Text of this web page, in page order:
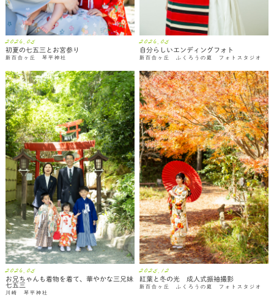
2026.05
初夏の七五三とお宮参り
新百合ヶ丘 琴平神社
2026.05
自分らしいエンディングフォト
新百合ヶ丘 ふくろうの庭 フォトスタジオ
2026.05
お兄ちゃんも着物を着て、華やかな三兄妹
七五三
川崎 琴平神社
2025.12
紅葉と冬の光 成人式振袖撮影
新百合ヶ丘 ふくろうの庭 フォトスタジオ